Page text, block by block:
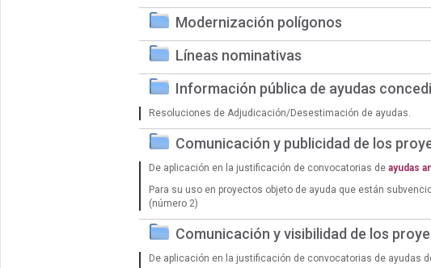
Modernización polígonos
Líneas nominativas
Información pública de ayudas
Resoluciones de Adjudicación/Desestimación de ayudas.
Comunicación y publicidad de los
De aplicación en la justificación de convocatorias de ayudas
Para su uso en proyectos objeto de ayuda que están
(número 2)
Comunicación y visibilidad de los
De aplicación en la justificación de convocatorias de ayudas